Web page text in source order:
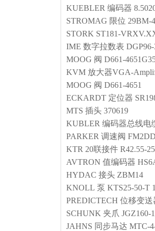
KUEBLER 编码器
STROMAG 限位 29BM-
STORK ST181-
IME 数字拉数表
MOOG 阀 D661-
KVM 放大器VGA-
MOOG 阀 D661-4651
ECKARDT 定位器
MTS 插头 370619
KUBLER 编码器总线电
PARKER 调速阀
KTR 20联接件 R42.55-25
AVTRON 值编码器
HYDAC 接头 ZBM14
KNOLL 泵 KTS25-50-T
PREDICTECH 位移变送
SCHUNK 夹爪 JGZ160-
JAHNS 同步马达 MTC-